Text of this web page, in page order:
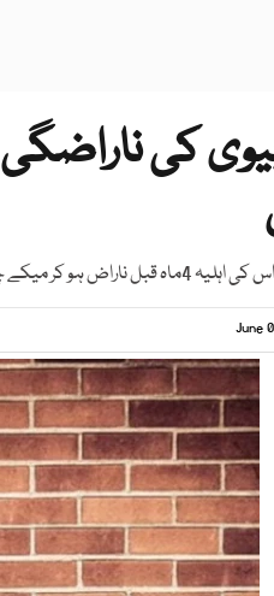
کی
متعدد کوششوں کے باوجود واپس نہیں آئی
June